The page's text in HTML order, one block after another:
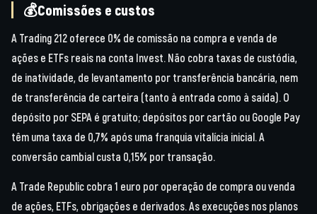
💰Comissões e custos
A Trading 212 oferece 0% de comissão na compra e venda de
ações e ETFs reais na conta Invest. Não cobra taxas de custódia,
de inatividade, de levantamento por transferência bancária, nem
de transferência de carteira (tanto à entrada como à saída). O
depósito por SEPA é gratuito; depósitos por cartão ou Google Pay
têm uma taxa de 0,7% após uma franquia vitalícia inicial. A
conversão cambial custa 0,15% por transação.
A Trade Republic cobra 1 euro por operação de compra ou venda
de ações, ETFs, obrigações e derivados. As execuções nos planos